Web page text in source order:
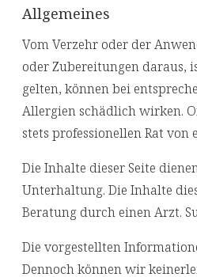
Allgemeines
Vom Verzehr oder der
oder Zubereitungen daraus,
gelten, können bei
Allergien schädlich wirken.
stets professionellen Rat
Die Inhalte dieser Seite
Unterhaltung. Die Inhalte
Beratung durch einen Arzt.
Die vorgestellten
Dennoch können wir